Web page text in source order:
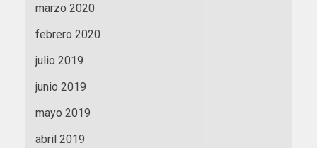
marzo 2020
febrero 2020
julio 2019
junio 2019
mayo 2019
abril 2019